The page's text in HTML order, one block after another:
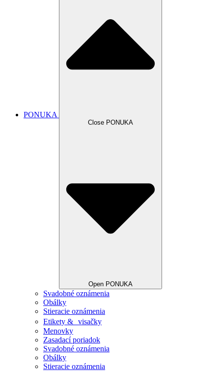
PONUKA
Close PONUKA
Open PONUKA
Svadobné oznámenia
Obálky
Stieracie oznámenia
Etikety & visačky
Menovky
Zasadací poriadok
Svadobné oznámenia
Obálky
Stieracie oznámenia